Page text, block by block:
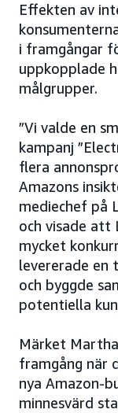
Effekten av
i framgångar
uppkopplade
målgrupper.
”Vi valde en
kampanj
flera
Amazons
mediechef på
och visade att
mycket
levererade en
och byggde
potentiella
Märket
framgång när
nya Amazon-
minnesvärd